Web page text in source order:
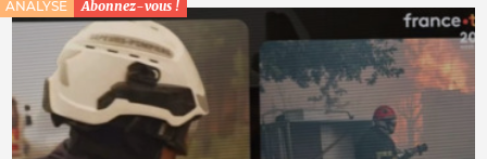
ANALYSE Abonnez-vous !